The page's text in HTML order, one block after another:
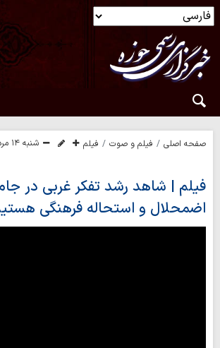
صفحه اصلی فیلم و صوت فیلم شنبه ۱۴ مرداد ۱۴۰۲ - ۱۲:۲۸
فیلم | شاهد رشد تفکر غربی در
اضمحلال و استحاله فرهنگی